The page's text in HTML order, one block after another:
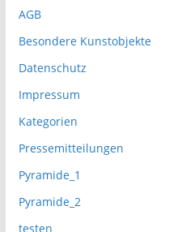
AGB
Besondere Kunstobjekte
Datenschutz
Impressum
Kategorien
Pressemitteilungen
Pyramide_1
Pyramide_2
testen